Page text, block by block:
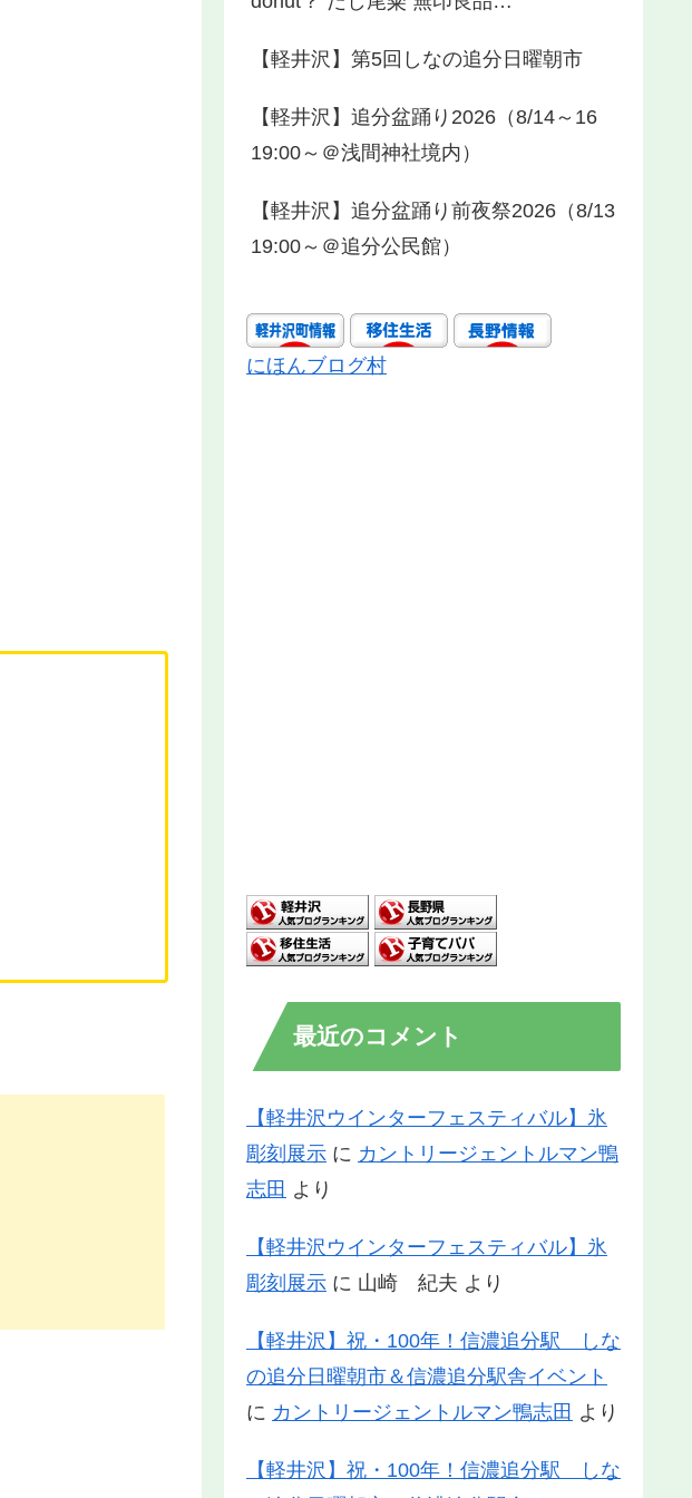
【軽井沢】第5回しなの追分日曜朝市
【軽井沢】追分盆踊り2026（8/14～16
19:00～＠浅間神社境内）
【軽井沢】追分盆踊り前夜祭2026（8/13
19:00～＠追分公民館）
にほんブログ村
最近のコメント
【軽井沢ウインターフェスティバル】氷
彫刻展示 に カントリージェントルマン鴨
志田 より
【軽井沢ウインターフェスティバル】氷
彫刻展示 に 山崎 紀夫 より
【軽井沢】祝・100年！信濃追分駅 しな
の追分日曜朝市＆信濃追分駅舎イベント
に カントリージェントルマン鴨志田 より
【軽井沢】祝・100年！信濃追分駅 しな